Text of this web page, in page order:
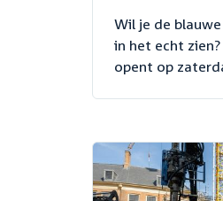
Wil je de
in het echt
opent op